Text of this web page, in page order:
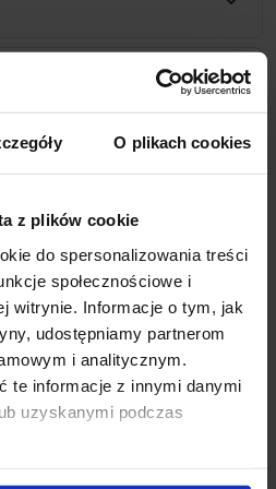
O plikach cookies
z plików cookie
do spersonalizowania treści
społecznościowe i
witrynie. Informacje o tym, jak
udostępniamy partnerom
i analitycznym.
te informacje z innymi danymi
uzyskanymi podczas
CL 113940, 113941lampa
kostki, z możliwością
z aluminium, dostępna
biała, czarna, posiada
COB o mocy 6,2W i strumień